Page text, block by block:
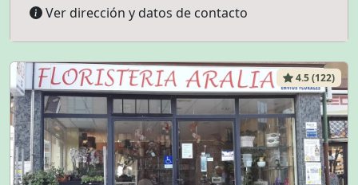
Ver dirección y datos de contacto
4.5 (122)